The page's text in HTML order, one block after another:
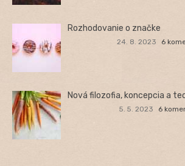
Rozhodovanie o značke
24. 8. 2023 6
Nová filozofia, koncepcia a
5. 5. 2023 6